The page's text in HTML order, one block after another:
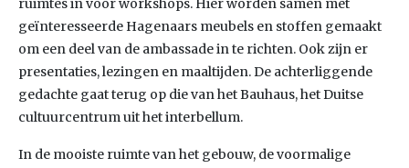
ruimtes in voor workshops. Hier worden samen met
geïnteresseerde Hagenaars meubels en stoffen gemaakt
om een deel van de ambassade in te richten. Ook zijn er
presentaties, lezingen en maaltijden. De achterliggende
gedachte gaat terug op die van het Bauhaus, het Duitse
cultuurcentrum uit het interbellum.
In de mooiste ruimte van het gebouw, de voormalige